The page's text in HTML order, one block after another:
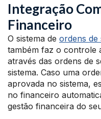
Integração
Financeiro
O sistema de ordens de
também faz o controle
através das ordens de
sistema. Caso uma
aprovada no sistema,
no financeiro
gestão financeira do